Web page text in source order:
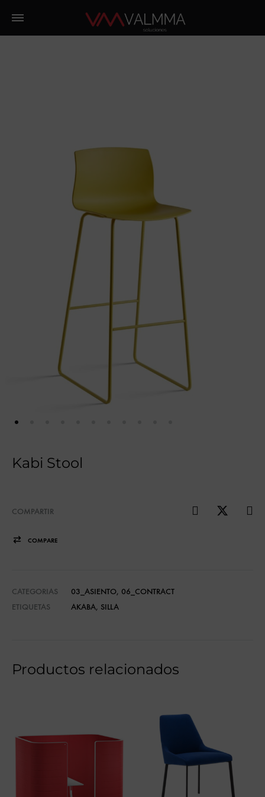
Kabi Stool
COMPARTIR
COMPARE
CATEGORIAS 03_ASIENTO, 06_CONTRACT
ETIQUETAS
AKABA, SILLA
Productos relacionados